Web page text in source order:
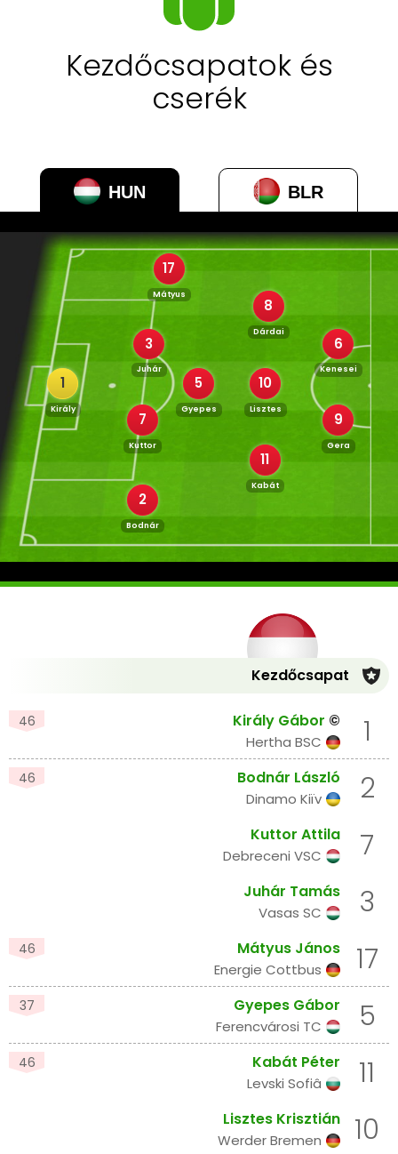
Kezdőcsapatok és
cserék
HUN BLR
1
Király
2
Bodnár
7
Kuttor
3
Juhár
17
Mátyus
5
Gyepes
11
Kabát
10
Lisztes
8
Dárdai
9
Gera
6
Kenesei
Kezdőcsapat
1
Király Gábor ©
46
Hertha BSC
2
Bodnár László
46
Dinamo Kiïv
7
Kuttor Attila
Debreceni VSC
3
Juhár Tamás
Vasas SC
17
Mátyus János
46
Energie Cottbus
5
Gyepes Gábor
37
Ferencvárosi TC
11
Kabát Péter
46
Levski Sofiâ
10
Lisztes Krisztián
Werder Bremen